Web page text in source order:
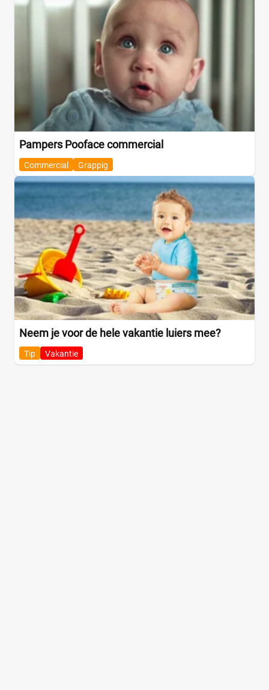
Pampers Pooface commercial
Commercial Grappig
Neem je voor de hele vakantie luiers mee?
Tip Vakantie